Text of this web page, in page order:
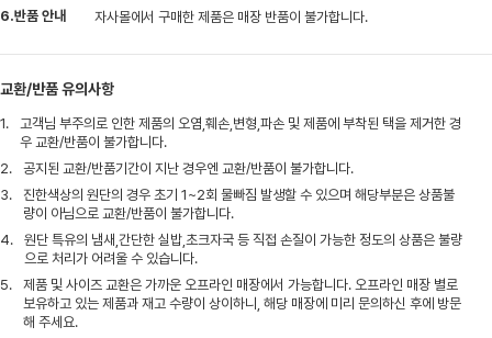
6.반품 안내
자사몰에서 구매한 제품은 매장 반품이 불가합니다.
교환/반품 유의사항
1.
고객님 부주의로 인한 제품의 오염,훼손,변형,파손 및 제품에 부착된 택을 제거한 경
우 교환/반품이 불가합니다.
2.
공지된 교환/반품기간이 지난 경우엔 교환/반품이 불가합니다.
3.
진한색상의 원단의 경우 초기 1~2회 물빠짐 발생할 수 있으며 해당부분은 상품불
량이 아님으로 교환/반품이 불가합니다.
4.
원단 특유의 냄새,간단한 실밥,초크자국 등 직접 손질이 가능한 정도의 상품은 불량
으로 처리가 어려울 수 있습니다.
5.
제품 및 사이즈 교환은 가까운 오프라인 매장에서 가능합니다. 오프라인 매장 별로
보유하고 있는 제품과 재고 수량이 상이하니, 해당 매장에 미리 문의하신 후에 방문
해 주세요.